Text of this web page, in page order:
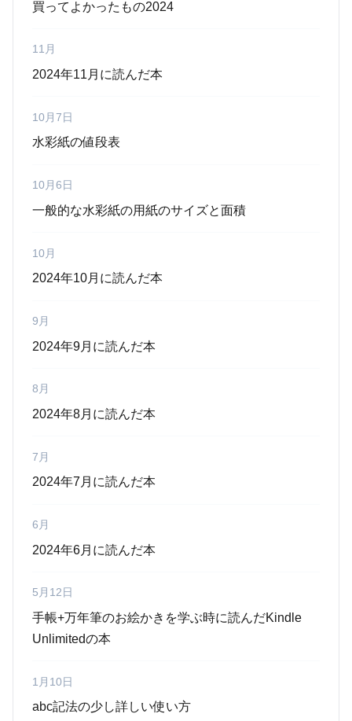
買ってよかったもの2024
11月
2024年11月に読んだ本
10月7日
水彩紙の値段表
10月6日
一般的な水彩紙の用紙のサイズと面積
10月
2024年10月に読んだ本
9月
2024年9月に読んだ本
8月
2024年8月に読んだ本
7月
2024年7月に読んだ本
6月
2024年6月に読んだ本
5月12日
手帳+万年筆のお絵かきを学ぶ時に読んだKindle
Unlimitedの本
1月10日
abc記法の少し詳しい使い方